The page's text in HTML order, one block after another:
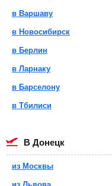
в Варшаву
в Новосибирск
в Берлин
в Ларнаку
в Барселону
в Тбилиси
в Донецк
из Москвы
из Львова